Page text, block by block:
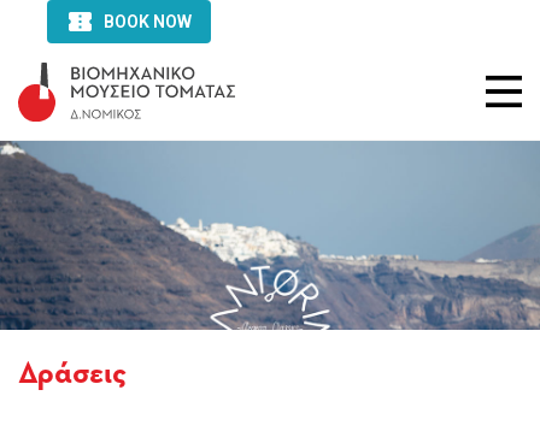
Δράσεις